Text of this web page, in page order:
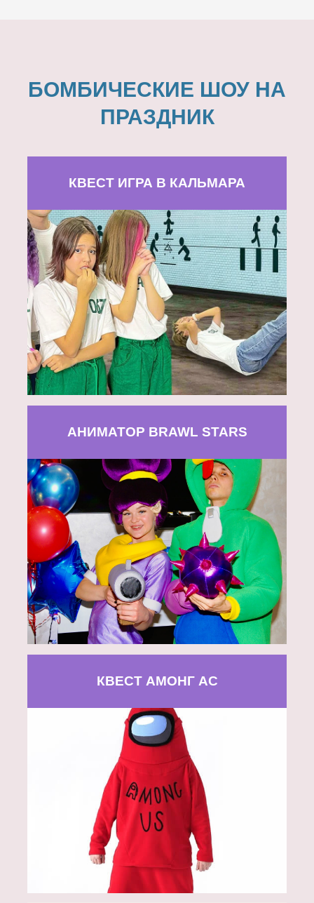
БОМБИЧЕСКИЕ ШОУ НА
ПРАЗДНИК
КВЕСТ ИГРА В КАЛЬМАРА
АНИМАТОР BRAWL STARS
КВЕСТ АМОНГ АС